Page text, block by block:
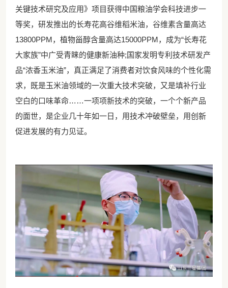
关键技术研究及应用》项目获得中国粮油学会科技进步一
等奖，研发推出的长寿花高谷维稻米油，谷维素含量高达
13800PPM，植物甾醇含量高达15000PPM，成为“长寿花
大家族”中广受青睐的健康新油种;国家发明专利技术研发产
品“浓香玉米油”，真正满足了消费者对饮食风味的个性化需
求，既是玉米油领域的一次重大技术突破，又是填补行业
空白的口味革命……一项项新技术的突破，一个个新产品
的面世，是企业几十年如一日，用技术冲破壁垒，用创新
促进发展的有力见证。